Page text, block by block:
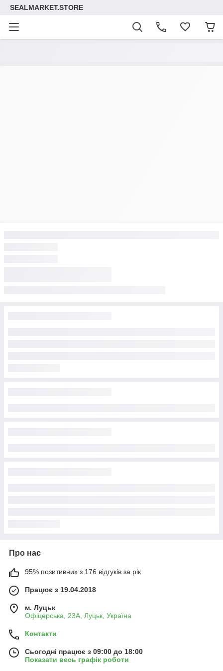
SEALMARKET.STORE
Про нас
95% позитивних з 176 відгуків за рік
Працює з 19.04.2018
м. Луцьк
Офіцерська, 23А, Луцьк, Україна
Контакти
Сьогодні працює з 09:00 до 18:00
Показати весь графік роботи